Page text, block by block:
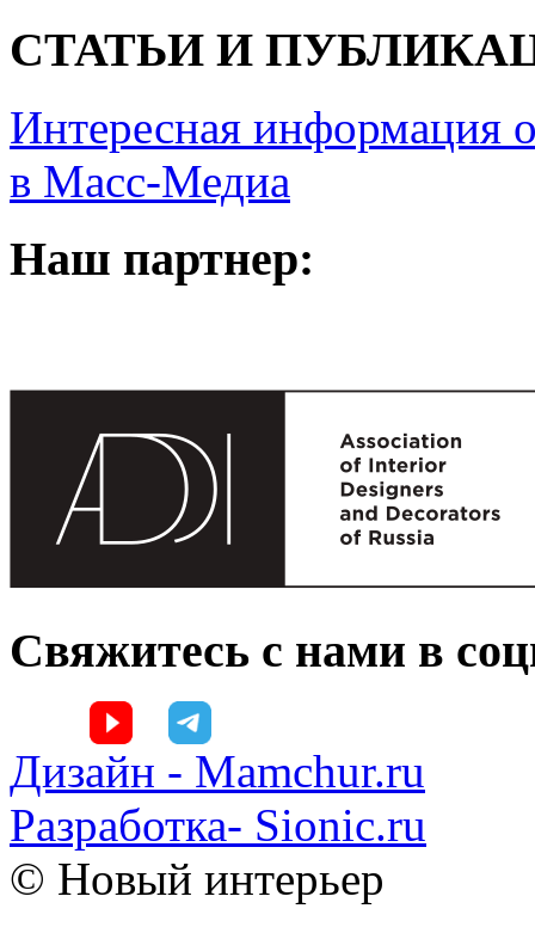
СТАТЬИ И
Интересная информация
в Масс-Медиа
Наш партнер:
Свяжитесь с нами в
Дизайн - Mamchur.ru
Разработка- Sionic.ru
© Новый интерьер